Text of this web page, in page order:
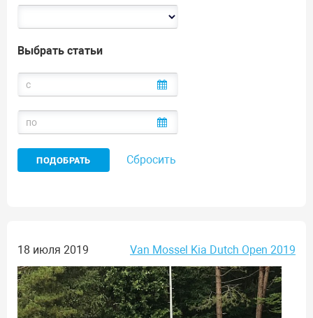
Выбрать статьи
Сбросить
18 июля 2019 Van Mossel Kia Dutch Open 2019